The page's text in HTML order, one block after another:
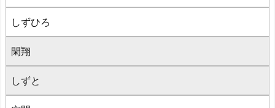
しずひろ
閑翔
しずと